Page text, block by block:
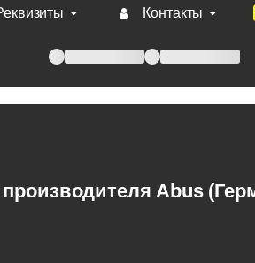
Контакты
по счету.
Abus